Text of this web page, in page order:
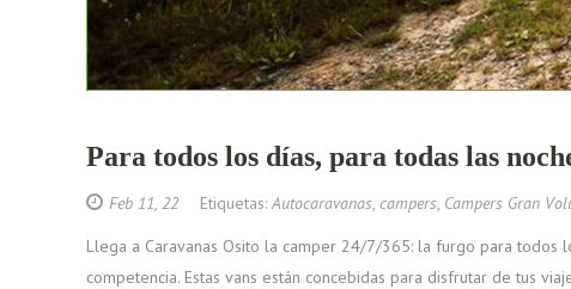
Para todos los días, para todas las
Feb 11, 22 Etiquetas: Autocaravanas, campers, Campers Gran
Llega a Caravanas Osito la camper 24/7/365: la furgo para todos
competencia. Estas vans están concebidas para disfrutar de tus